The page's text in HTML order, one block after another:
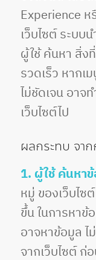
Experience ห
เว็บไซต์ ระบบ
ผู้ใช้ ค้นหา สิ่ง
รวดเร็ว หากเ
ไม่ชัดเจน อาจ
เว็บไซต์ไป
ผลกระทบ จาก
1. ผู้ใช้ ค้นหา
หมู่ ของเว็บไซ
ขึ้น ในการหา
อาจหาข้อมูล ไ
จากเว็บไซต์ ก่